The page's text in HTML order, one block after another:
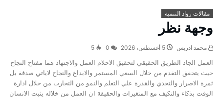
مقالات رواد التنمية
وجهة نظر
محمد ادريس 5 أغسطس، 2026 0
5
العمل الجاد الطريق الحقيقي لتحقيق الاحلام العمل والاجتهاد هما مفتاح النجاح
حيث يتحقق التقدم من خلال السعي المستمر والابداع والنجاح لاياتي صدفة بل
ثمرة الاصرار والتحدي والقدرة علي التعلم والنمو من التجارب من خلال ادارة
الوقت بذكاء والتكيف مع المتغيرات والحقيقة ان العمل من خلاله يثبت الانسان